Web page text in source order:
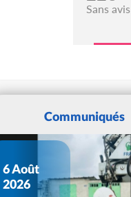
Sans avis
Communiqués
6 Août
2026